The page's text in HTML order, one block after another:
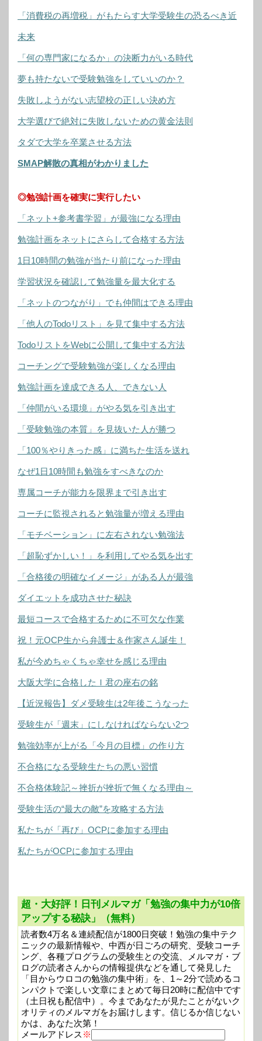
「消費税の再増税」がもたらす大学受験生の恐るべき近
未来
「何の専門家になるか」の決断力がいる時代
夢も持たないで受験勉強をしていいのか？
失敗しようがない志望校の正しい決め方
大学選びで絶対に失敗しないための黄金法則
タダで大学を卒業させる方法
SMAP解散の真相がわかりました
◎勉強計画を確実に実行したい
「ネット+参考書学習」が最強になる理由
勉強計画をネットにさらして合格する方法
1日10時間の勉強が当たり前になった理由
学習状況を確認して勉強量を最大化する
「ネットのつながり」でも仲間はできる理由
「他人のTodoリスト」を見て集中する方法
TodoリストをWebに公開して集中する方法
コーチングで受験勉強が楽しくなる理由
勉強計画を達成できる人、できない人
「仲間がいる環境」がやる気を引き出す
「受験勉強の本質」を見抜いた人が勝つ
「100％やりきった感」に満ちた生活を送れ
なぜ1日10時間も勉強をすべきなのか
専属コーチが能力を限界まで引き出す
コーチに監視されると勉強量が増える理由
「モチベーション」に左右されない勉強法
「超恥ずかしい！」を利用してやる気を出す
「合格後の明確なイメージ」がある人が最強
ダイエットを成功させた秘訣
最短コースで合格するために不可欠な作業
祝！元OCP生から弁護士＆作家さん誕生！
私が今めちゃくちゃ幸せを感じる理由
大阪大学に合格したＩ君の座右の銘
【近況報告】ダメ受験生は2年後こうなった
受験生が「週末」にしなければならない2つ
勉強効率が上がる「今月の目標」の作り方
不合格になる受験生たちの悪い習慣
不合格体験記～挫折が挫折で無くなる理由～
受験生活の“最大の敵”を攻略する方法
私たちが「再び」OCPに参加する理由
私たちがOCPに参加する理由
超・大好評！日刊メルマガ「勉強の集中力が10倍
アップする秘訣」（無料）
読者数4万名＆連続配信が1800日突破！勉強の集中テク
ニックの最新情報や、中西が日ごろの研究、受験コーチ
ング、各種プログラムの受験生との交流、メルマガ・ブ
ログの読者さんからの情報提供などを通して発見した
「目からウロコの勉強の集中術」を、1～2分で読めるコ
ンパクトで楽しい文章にまとめて毎日20時に配信中です
（土日祝も配信中）。今まであなたが見たことがないク
オリティのメルマガをお届けします。信じるか信じない
かは、あなた次第！
メールアドレス ※